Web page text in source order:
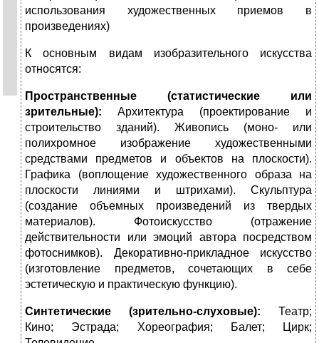
использования художественных приемов в
произведениях)
К основным видам изобразительного искусства
относятся:
Пространственные (статистические или
зрительные): Архитектура (проектирование и
строительство зданий). Живопись (моно- или
полихромное изображение художественными
средствами предметов и объектов на плоскости).
Графика (воплощение художественного образа на
плоскости линиями и штрихами). Скульптура
(создание объемных произведений из твердых
материалов). Фотоискусство (отражение
действительности или эмоций автора посредством
фотоснимков). Декоративно-прикладное искусство
(изготовление предметов, сочетающих в себе
эстетическую и практическую функцию).
Синтетические (зрительно-слуховые): Театр;
Кино; Эстрада; Хореография; Балет; Цирк;